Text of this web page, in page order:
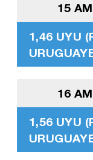
15
1,46 UYU
16
1,56 UYU